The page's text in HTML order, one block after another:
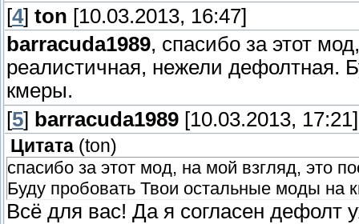
[4] ton [10.03.2013, 16:47]
barracuda1989, спасибо за этот
реалистичная, нежели дефолтная.
кмеры.
[5] barracuda1989 [10.03.2013, 17:21]
Цитата (ton)
спасибо за этот мод, на мой взгляд, это
Буду пробовать Твои остальные моды на
Всё для вас! Да я согласен дефолт